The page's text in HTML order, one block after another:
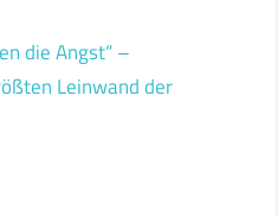
die Angst“ –
Leinwand der